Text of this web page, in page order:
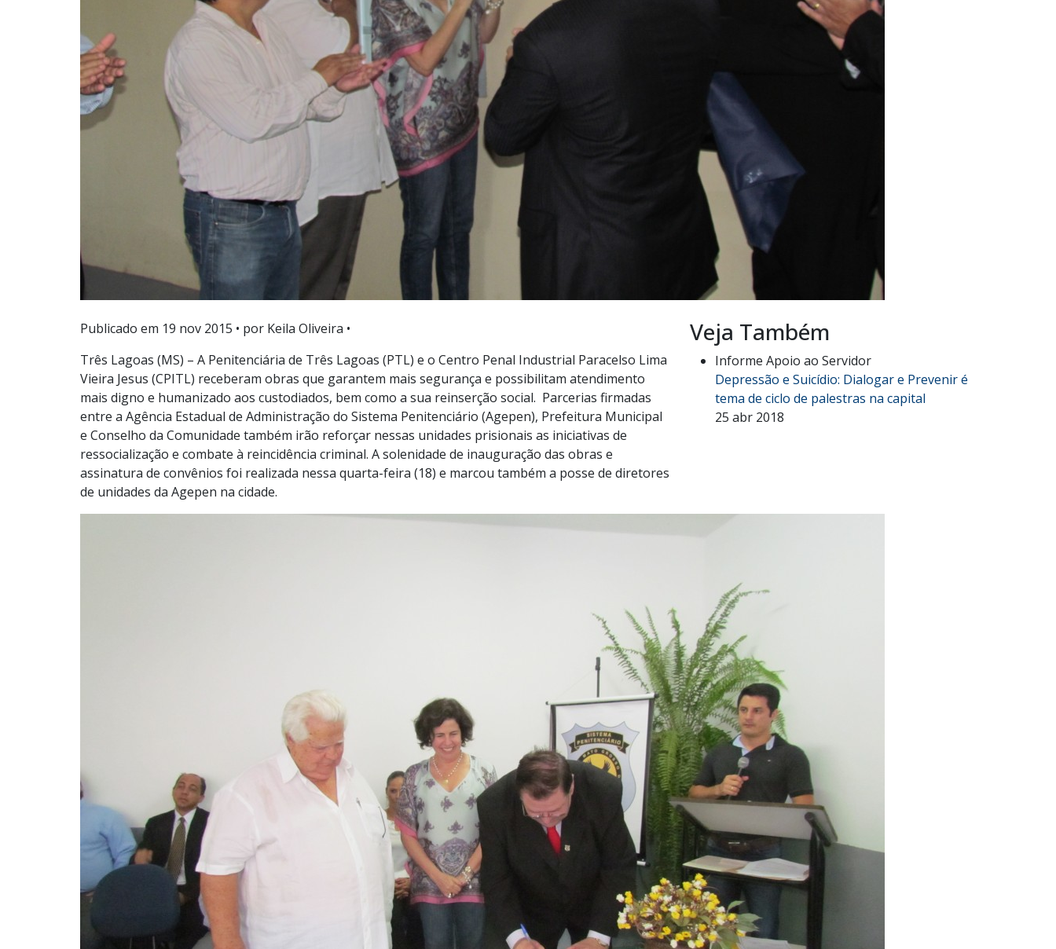
Publicado em 19 nov 2015 • por Keila Oliveira •
Três Lagoas (MS) – A Penitenciária de Três Lagoas (PTL) e o Centro Penal Industrial Paracelso Lima
Vieira Jesus (CPITL) receberam obras que garantem mais segurança e possibilitam atendimento
mais digno e humanizado aos custodiados, bem como a sua reinserção social. Parcerias firmadas
entre a Agência Estadual de Administração do Sistema Penitenciário (Agepen), Prefeitura Municipal
e Conselho da Comunidade também irão reforçar nessas unidades prisionais as iniciativas de
ressocialização e combate à reincidência criminal. A solenidade de inauguração das obras e
assinatura de convênios foi realizada nessa quarta-feira (18) e marcou também a posse de diretores
de unidades da Agepen na cidade.
Veja Também
Informe Apoio ao Servidor
Depressão e Suicídio: Dialogar e Prevenir é
tema de ciclo de palestras na capital
25 abr 2018